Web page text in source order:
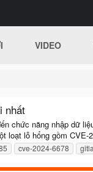
VIDEO
nhất
chức năng nhập dữ
loạt lỗ hổng gồm CVE-
cve-2024-6678